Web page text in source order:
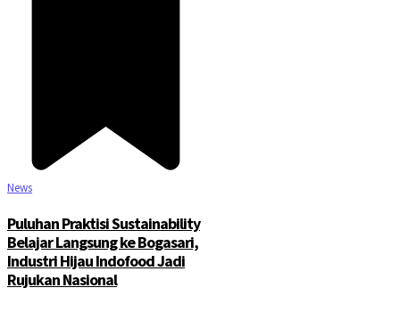
News
Puluhan Praktisi Sustainability
Belajar Langsung ke Bogasari,
Industri Hijau Indofood Jadi
Rujukan Nasional